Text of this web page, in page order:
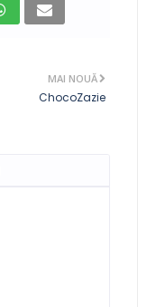
MAI NOUĂ
ChocoZazie